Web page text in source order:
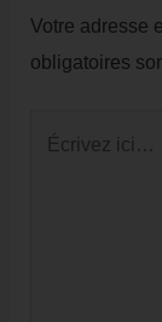
Votre adresse
obligatoires